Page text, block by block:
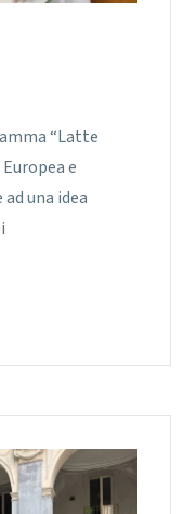
“Latte
e
una idea